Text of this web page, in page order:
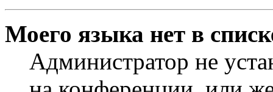
Моего языка нет в
Администратор не